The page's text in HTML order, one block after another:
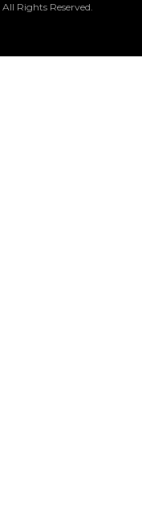
All Rights Reserved.